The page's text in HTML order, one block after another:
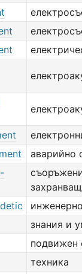
аварийно
знания и
подвижен
техника